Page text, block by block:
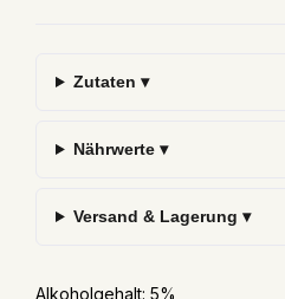
Zutaten ▾
Nährwerte ▾
Versand & Lagerung ▾
Alkoholgehalt: 5%